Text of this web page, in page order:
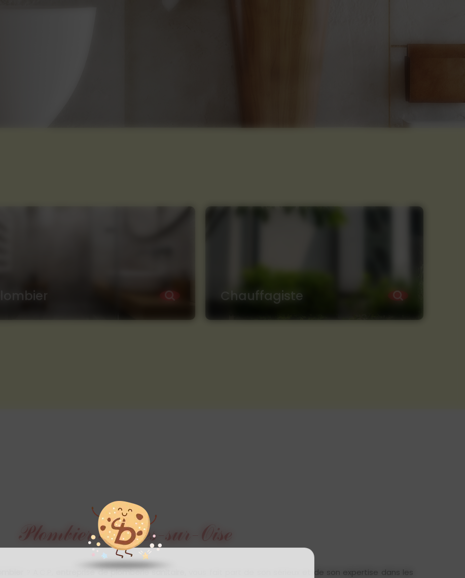
Plombier Chauffagiste
Plombier Bernes-sur-Oise
entreprise de plomberie sanitaire,
vous fait part de son sérieux et de son expertise dans les